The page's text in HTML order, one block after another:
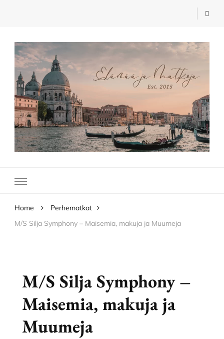
Elämää ja Matkoja
Home
Perhematkat
M/S Silja Symphony – Maisemia, makuja ja Muumeja
M/S Silja Symphony –
Maisemia, makuja ja
Muumeja